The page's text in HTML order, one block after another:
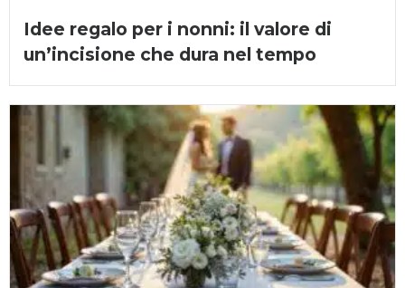
Idee regalo per i nonni: il valore di
un’incisione che dura nel tempo